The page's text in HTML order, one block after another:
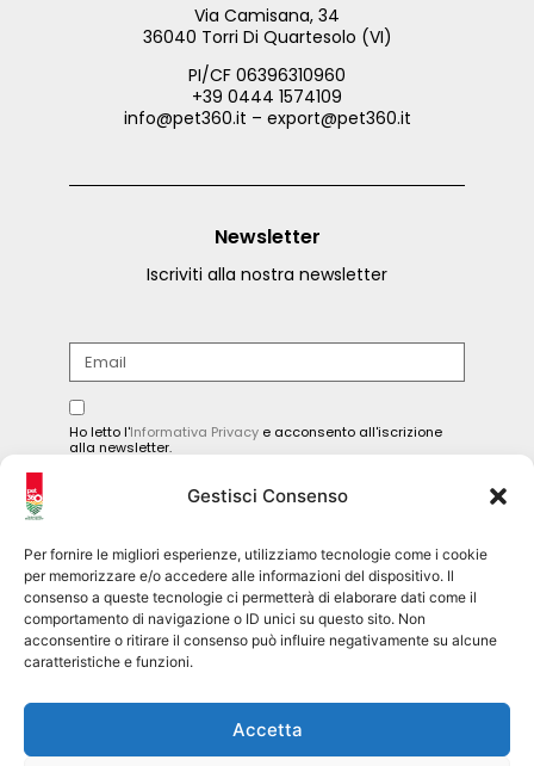
Gestisci Consenso
Per fornire le migliori esperienze, utilizziamo tecnologie come i cookie
per memorizzare e/o accedere alle informazioni del dispositivo. Il
consenso a queste tecnologie ci permetterà di elaborare dati come il
comportamento di navigazione o ID unici su questo sito. Non
acconsentire o ritirare il consenso può influire negativamente su alcune
caratteristiche e funzioni.
Accetta
Via Camisana, 34
36040 Torri Di Quartesolo (VI)
PI/CF 06396310960
+39 0444 1574109
info@pet360.it – export@pet360.it
Newsletter
Iscriviti alla nostra newsletter
Ho letto l'Informativa Privacy e acconsento all'iscrizione
alla newsletter.
INVIA
Seguici sui social
@pet360_official